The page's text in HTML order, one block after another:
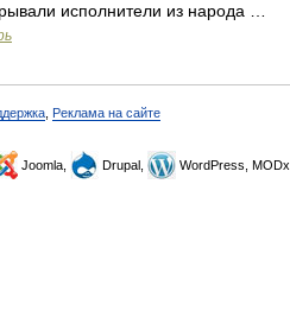
исполнители из народа …
Реклама на сайте
Joomla, Drupal, WordPress, MODx.